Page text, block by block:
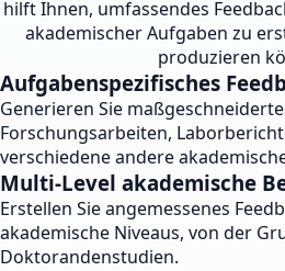
hilft Ihnen, umfassendes
akademischer Aufgaben zu
produzieren
Aufgabenspezifisches
Generieren Sie
Forschungsarbeiten,
verschiedene andere
Multi-Level akademische
Erstellen Sie angemessenes
akademische Niveaus, von der
Doktorandenstudien.